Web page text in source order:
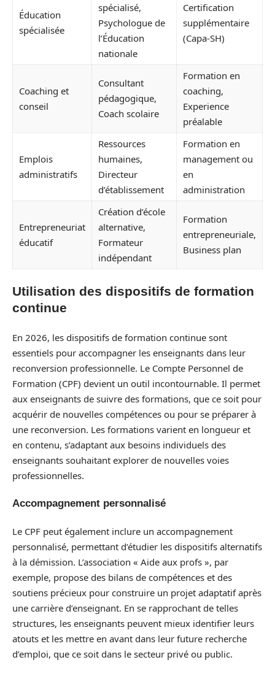
Éducation
spécialisée
spécialisé,
Psychologue de
l’Éducation
nationale
Certification
supplémentaire
(Capa-SH)
Coaching et
conseil
Consultant
pédagogique,
Coach scolaire
Formation en
coaching,
Experience
préalable
Emplois
administratifs
Ressources
humaines,
Directeur
d’établissement
Formation en
management ou
en
administration
Entrepreneuriat
éducatif
Création d’école
alternative,
Formateur
indépendant
Formation
entrepreneuriale,
Business plan
Utilisation des dispositifs de formation
continue
En 2026, les dispositifs de formation continue sont
essentiels pour accompagner les enseignants dans leur
reconversion professionnelle. Le Compte Personnel de
Formation (CPF) devient un outil incontournable. Il permet
aux enseignants de suivre des formations, que ce soit pour
acquérir de nouvelles compétences ou pour se préparer à
une reconversion. Les formations varient en longueur et
en contenu, s’adaptant aux besoins individuels des
enseignants souhaitant explorer de nouvelles voies
professionnelles.
Accompagnement personnalisé
Le CPF peut également inclure un accompagnement
personnalisé, permettant d’étudier les dispositifs alternatifs
à la démission. L’association « Aide aux profs », par
exemple, propose des bilans de compétences et des
soutiens précieux pour construire un projet adaptatif après
une carrière d’enseignant. En se rapprochant de telles
structures, les enseignants peuvent mieux identifier leurs
atouts et les mettre en avant dans leur future recherche
d’emploi, que ce soit dans le secteur privé ou public.